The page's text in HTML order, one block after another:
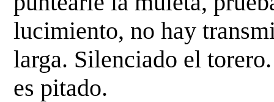
lucimiento, no hay
larga. Silenciado el
es pitado.